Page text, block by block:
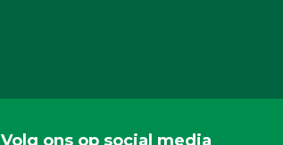
Volg ons op social media